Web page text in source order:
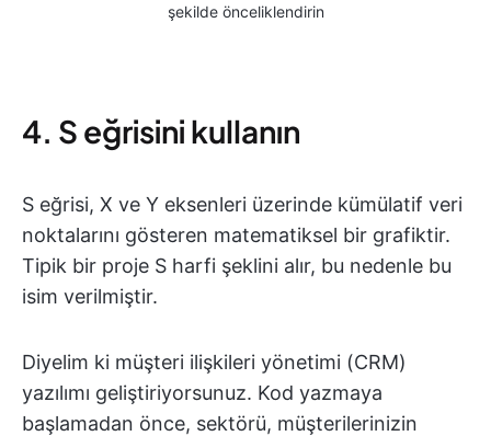
şekilde önceliklendirin
4. S eğrisini kullanın
S eğrisi, X ve Y eksenleri üzerinde kümülatif veri
noktalarını gösteren matematiksel bir grafiktir.
Tipik bir proje S harfi şeklini alır, bu nedenle bu
isim verilmiştir.
Diyelim ki müşteri ilişkileri yönetimi (CRM)
yazılımı geliştiriyorsunuz. Kod yazmaya
başlamadan önce, sektörü, müşterilerinizin